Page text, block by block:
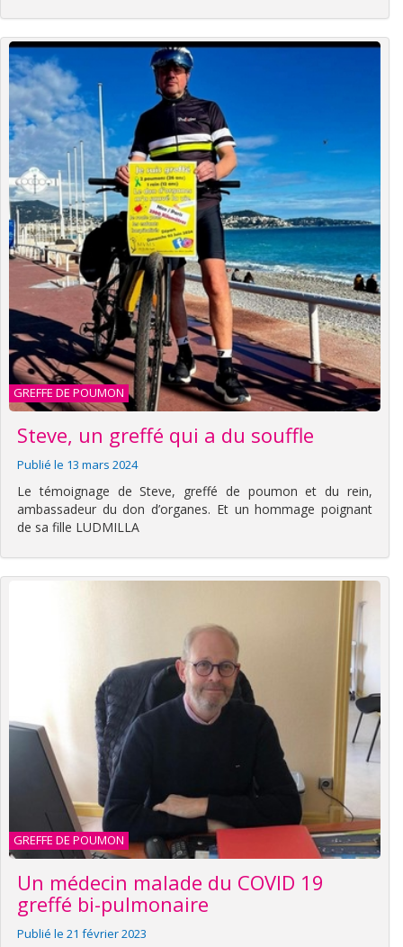
GREFFE DE POUMON
Steve, un greffé qui a du souffle
Publié le 13 mars 2024
Le témoignage de Steve, greffé de poumon et du rein,
ambassadeur du don d’organes. Et un hommage poignant
de sa fille LUDMILLA
GREFFE DE POUMON
Un médecin malade du COVID 19
greffé bi-pulmonaire
Publié le 21 février 2023